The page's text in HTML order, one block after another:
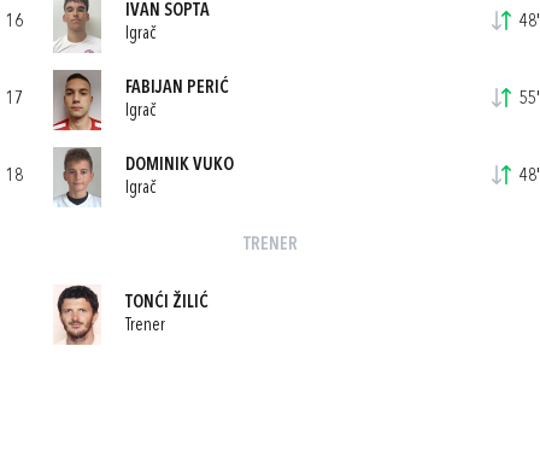
16
IVAN SOPTA
Igrač
48'
17
FABIJAN PERIĆ
Igrač
55'
18
DOMINIK VUKO
Igrač
48'
TRENER
TONĆI ŽILIĆ
Trener